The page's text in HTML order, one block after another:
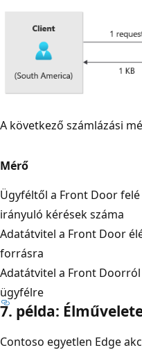
A következő számlázási
Mérő
Ügyféltől a Front Door felé
irányuló kérések száma
Adatátvitel a Front Door
forrásra
Adatátvitel a Front Doorról
ügyfélre
7. példa:
Contoso egyetlen Edge